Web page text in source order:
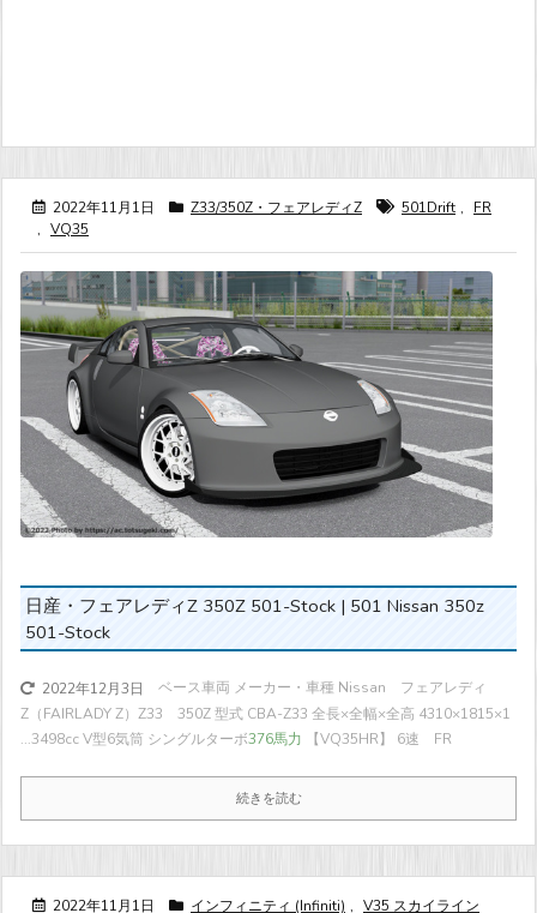
2022年11月1日 Z33/350Z・フェアレディZ 501Drift ,
FR
, VQ35
日産・フェアレディZ 350Z 501-Stock | 501 Nissan 350z
501-Stock
2022年12月3日
ベース車両 メーカー・車種 Nissan フェアレディ
Z（FAIRLADY Z）Z33 350Z 型式 CBA-Z33 全長×全幅×全高 4310×1815×1
...3498cc V型6気筒 シングルターボ376馬力 【VQ35HR】 6速 FR
続きを読む
2022年11月1日 インフィニティ (Infiniti) , V35 スカイライン